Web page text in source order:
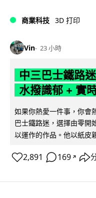
商業科技 3D 打印
Vin 23 小時
中三巴士鐵路
水撥識郁 + 實
如果你熱愛一件事，你會
巴士鐵路迷，選擇由零開
以運作的作品。他以紙皮
2,891 169 ↗